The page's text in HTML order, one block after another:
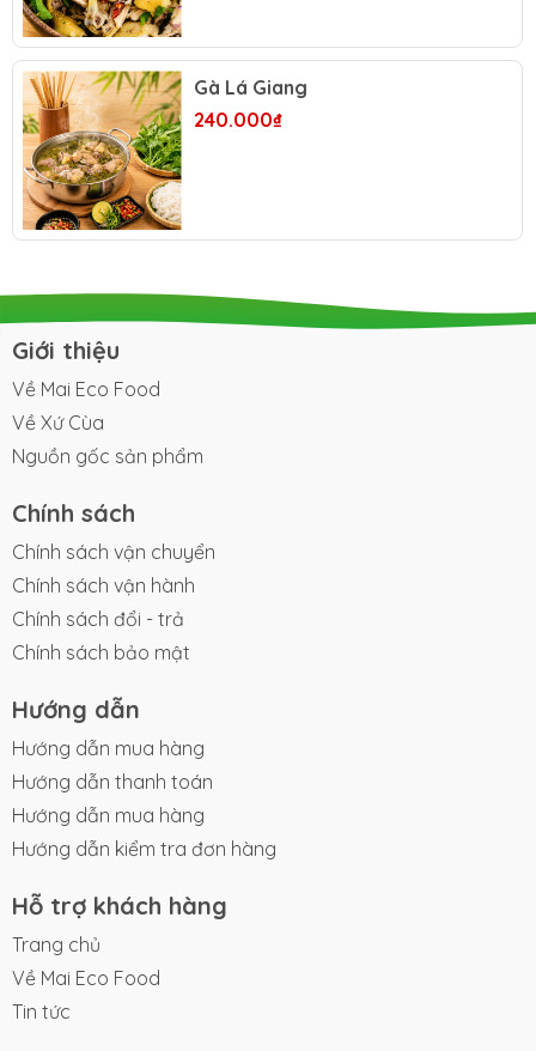
Gà Lá Giang
240.000₫
Giới thiệu
Về Mai Eco Food
Về Xứ Cùa
Nguồn gốc sản phẩm
Chính sách
Chính sách vận chuyển
Chính sách vận hành
Chính sách đổi - trả
Chính sách bảo mật
Hướng dẫn
Hướng dẫn mua hàng
Hướng dẫn thanh toán
Hướng dẫn mua hàng
Hướng dẫn kiểm tra đơn hàng
Hỗ trợ khách hàng
Trang chủ
Về Mai Eco Food
Tin tức